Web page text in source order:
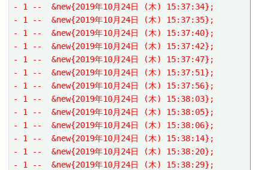
- 1 --  &new{2019年10月24日 (木) 15:37:34};
- 1 --  &new{2019年10月24日 (木) 15:37:35};
- 1 --  &new{2019年10月24日 (木) 15:37:40};
- 1 --  &new{2019年10月24日 (木) 15:37:42};
- 1 --  &new{2019年10月24日 (木) 15:37:47};
- 1 --  &new{2019年10月24日 (木) 15:37:51};
- 1 --  &new{2019年10月24日 (木) 15:37:56};
- 1 --  &new{2019年10月24日 (木) 15:38:03};
- 1 --  &new{2019年10月24日 (木) 15:38:05};
- 1 --  &new{2019年10月24日 (木) 15:38:06};
- 1 --  &new{2019年10月24日 (木) 15:38:14};
- 1 --  &new{2019年10月24日 (木) 15:38:20};
- 1 --  &new{2019年10月24日 (木) 15:38:29};